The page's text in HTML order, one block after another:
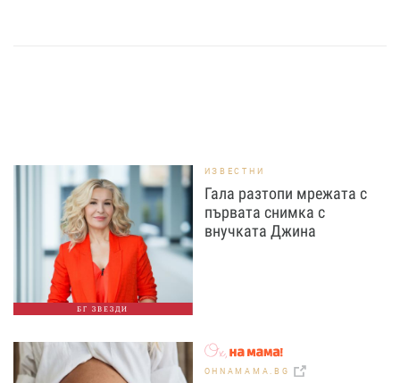
БГ ЗВЕЗДИ
ИЗВЕСТНИ
Гала разтопи мрежата с
първата снимка с
внучката Джина
OHNAMAMA.BG